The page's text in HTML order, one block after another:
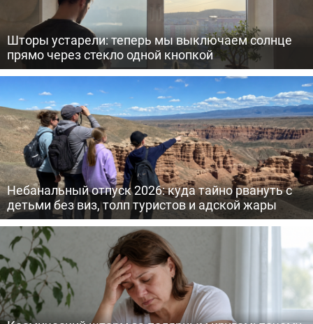
Шторы устарели: теперь мы выключаем солнце
прямо через стекло одной кнопкой
Небанальный отпуск 2026: куда тайно рвануть с
детьми без виз, толп туристов и адской жары